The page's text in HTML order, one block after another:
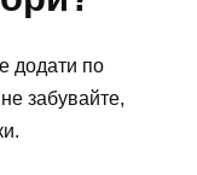
додати по
забувайте,